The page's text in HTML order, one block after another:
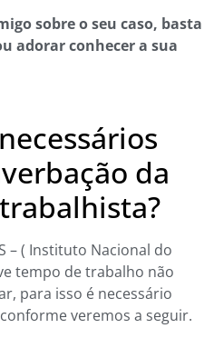
sobre o seu caso, basta
adorar conhecer a sua
da
– ( Instituto Nacional do
tempo de trabalho não
para isso é necessário
veremos a seguir.